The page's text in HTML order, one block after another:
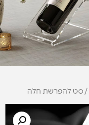
/ סט להפרשת חלה